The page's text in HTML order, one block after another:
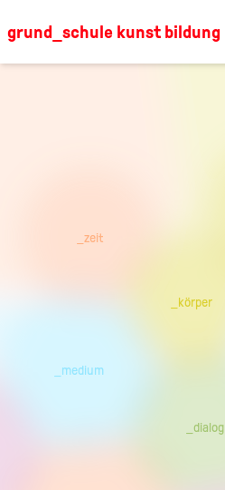
grund_schule kunst bildung
_zeit
_dialog
_medium
_körper